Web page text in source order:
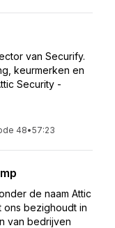
van Securify.
keurmerken en
Security -
48•57:23
de naam Attic
ons bezighoudt in
van bedrijven